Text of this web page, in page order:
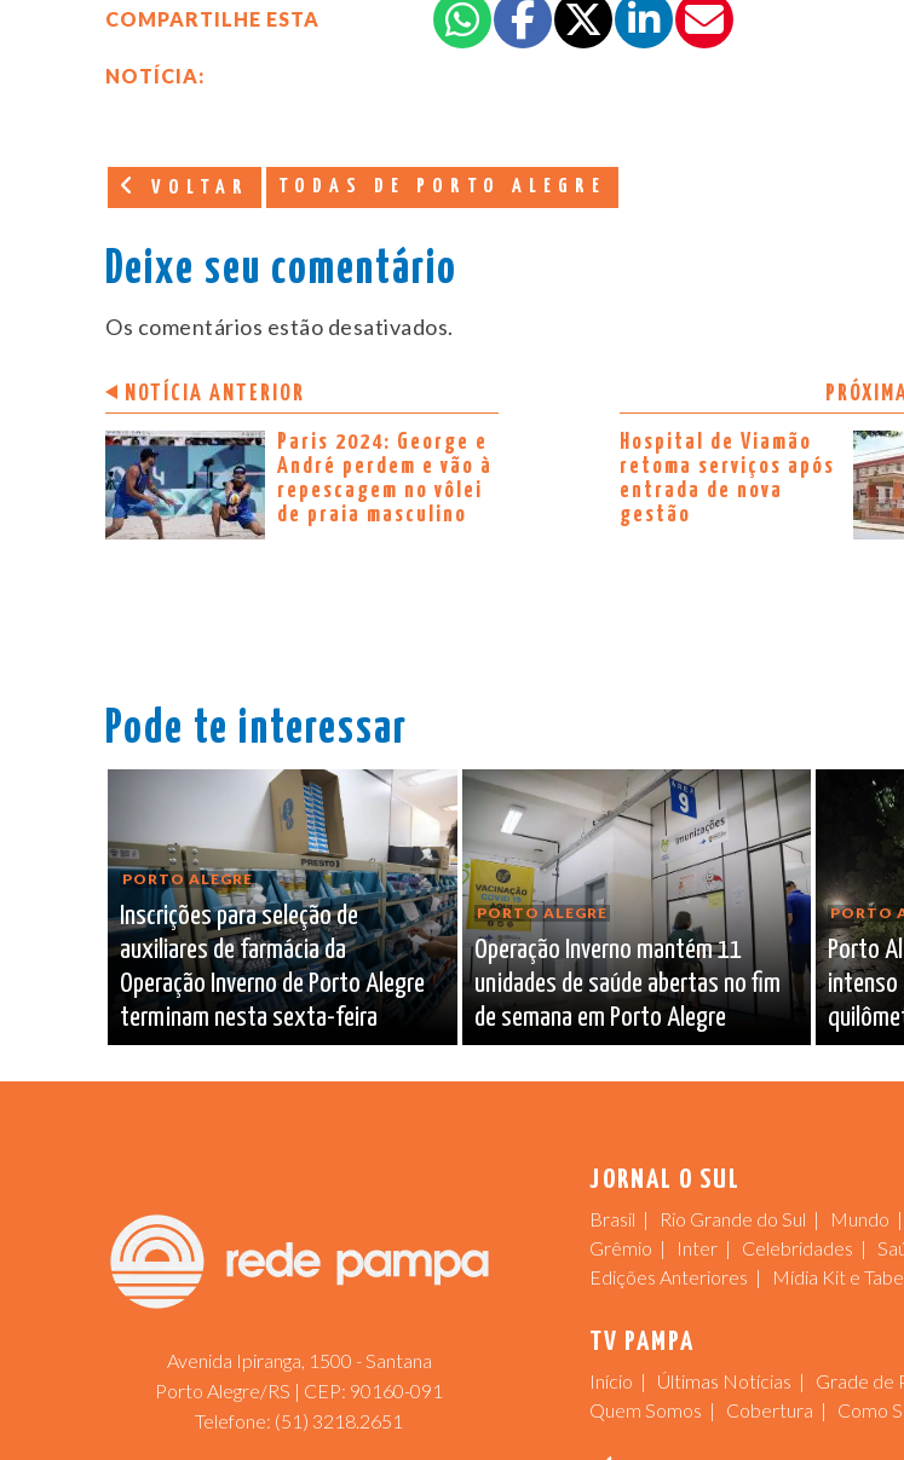
COMPARTILHE ESTA
NOTÍCIA:
VOLTAR TODAS DE PORTO ALEGRE
Deixe seu comentário
Os comentários estão desativados.
NOTÍCIA ANTERIOR
Paris 2024: George e
André perdem e vão à
repescagem no vôlei
de praia masculino
Hospital de Viamão
retoma serviços após
entrada de nova
gestão
Pode te interessar
PORTO ALEGRE
Inscrições para seleção de
auxiliares de farmácia da
Operação Inverno de Porto Alegre
terminam nesta sexta-feira
PORTO ALEGRE
Operação Inverno mantém 11
unidades de saúde abertas no fim
de semana em Porto Alegre
PORTO
Porto
intenso
Avenida Ipiranga, 1500 - Santana
Porto Alegre/RS | CEP: 90160-091
Telefone: (51) 3218.2651
JORNAL O SUL
Brasil Rio Grande do Sul Mundo
Grêmio
Inter Celebridades
Edições Anteriores
Mídia Kit e
TV PAMPA
Início Últimas Notícias Grade de
Quem Somos
Cobertura Como